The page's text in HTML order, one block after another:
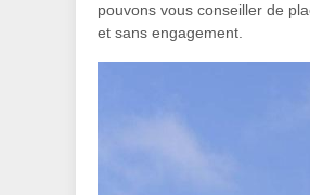
pouvons vous conseiller de
et sans engagement.